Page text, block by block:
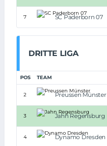
7 SC Paderborn 07
DRITTE LIGA
POS TEAM
2 Preussen Münster
3 Jahn Regensburg
4 Dynamo Dresden